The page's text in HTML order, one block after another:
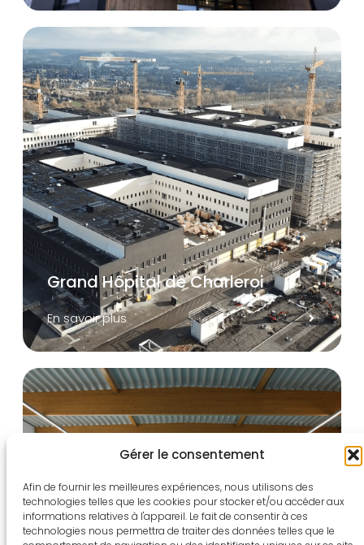
Gérer le consentement
Afin de fournir les meilleures expériences, nous utilisons des
technologies telles que les cookies pour stocker et/ou accéder aux
informations relatives à l'appareil. Le fait de consentir à ces
technologies nous permettra de traiter des données telles que le
Grand Hôpital de Charleroi
En savoir plus